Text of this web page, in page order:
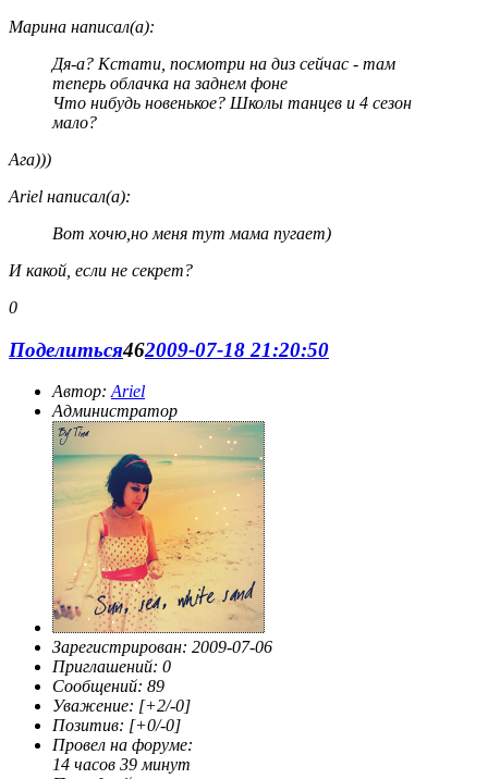
Марина написал(а):
Дя-а? Кстати, посмотри на диз сейчас - там
теперь облачка на заднем фоне
Что нибудь новенькое? Школы танцев и 4 сезон
мало?
Ага)))
Ariel написал(а):
Вот хочю,но меня тут мама пугает)
И какой, если не секрет?
0
Поделиться462009-07-18 21:20:50
Автор: Ariel
Администратор
Зарегистрирован: 2009-07-06
Приглашений: 0
Сообщений: 89
Уважение: [+2/-0]
Позитив: [+0/-0]
Провел на форуме:
14 часов 39 минут